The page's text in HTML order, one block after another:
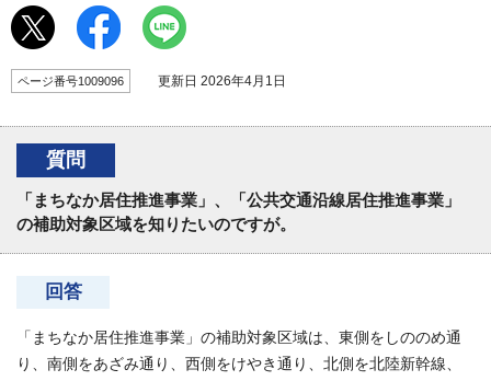
ページ番号1009096 更新日 2026年4月1日
質問
「まちなか居住推進事業」、「公共交通沿線居住推進事業」
の補助対象区域を知りたいのですが。
回答
「まちなか居住推進事業」の補助対象区域は、東側をしののめ通
り、南側をあざみ通り、西側をけやき通り、北側を北陸新幹線、